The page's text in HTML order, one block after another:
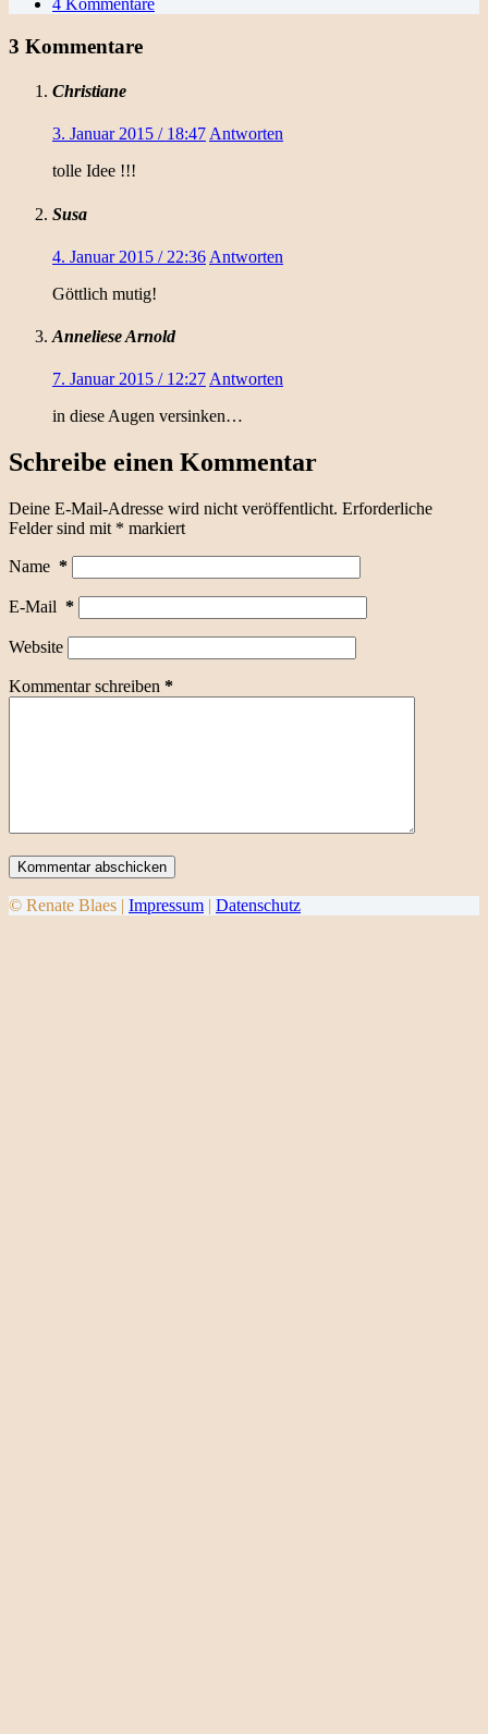
4 Kommentare
3 Kommentare
Christiane
3. Januar 2015 / 18:47 Antworten
tolle Idee !!!
Susa
4. Januar 2015 / 22:36 Antworten
Göttlich mutig!
Anneliese Arnold
7. Januar 2015 / 12:27Antworten
in diese Augen versinken…
Schreibe einen Kommentar
Deine E-Mail-Adresse wird nicht veröffentlicht. Erforderliche
Felder sind mit * markiert
Name *
E-Mail *
Website
Kommentar schreiben *
Kommentar abschicken
© Renate Blaes | Impressum | Datenschutz